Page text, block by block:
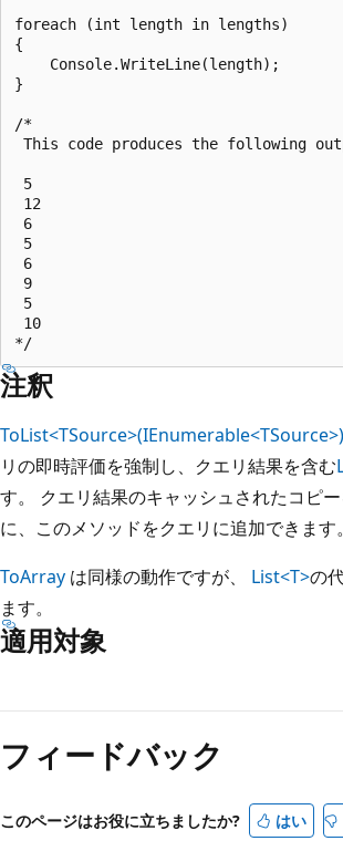
foreach (int length in lengths)
{
    Console.WriteLine(length);
}
/*
This code produces the following
5
12
6
5
6
9
5
10
注釈
ToList<TSource>(IEnumerable<TSource>)
リの即時評価を強制し、クエリ結果を含む
す。 クエリ結果のキャッシュされたコピ
に、このメソッドをクエリに追加できます。
ToArray は同様の動作ですが、 List<T>の
ます。
適用対象
み
取
モ
フィードバック
このページはお役に立ちましたか? はい